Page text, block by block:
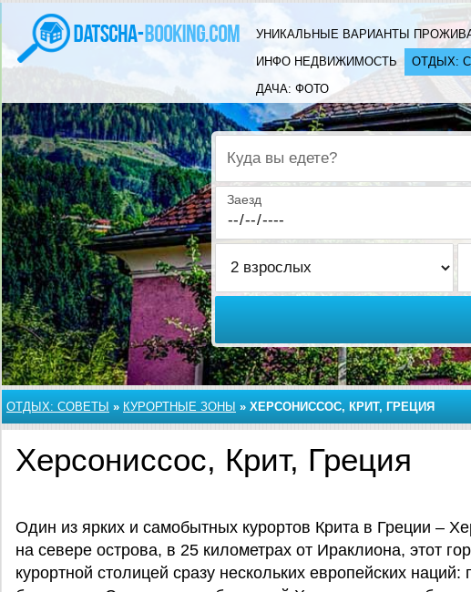
УНИКАЛЬНЫЕ ВАРИАНТЫ
ИНФО НЕДВИЖИМОСТЬ
ОТДЫХ:
ДАЧА: ФОТО
Куда вы едете?
Заезд
ОТДЫХ: СОВЕТЫ » КУРОРТНЫЕ ЗОНЫ » ХЕРСОНИССОС, КРИТ, ГРЕЦИЯ
Херсониссос, Крит, Греция
Один из ярких и самобытных курортов Крита в Греции –
на севере острова, в 25 километрах от Ираклиона, этот
курортной столицей сразу нескольких европейских